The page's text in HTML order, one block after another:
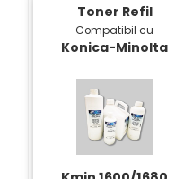
Toner Refil
Compatibil cu
Konica-Minolta